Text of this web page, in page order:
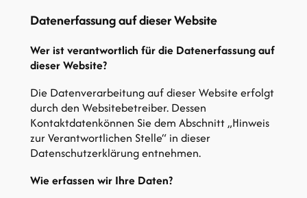
Datenerfassung auf dieser Website
Wer ist verantwortlich für die Datenerfassung auf
dieser Website?
Die Datenverarbeitung auf dieser Website erfolgt
durch den Websitebetreiber. Dessen
Kontaktdatenkönnen Sie dem Abschnitt „Hinweis
zur Verantwortlichen Stelle“ in dieser
Datenschutzerklärung entnehmen.
Wie erfassen wir Ihre Daten?